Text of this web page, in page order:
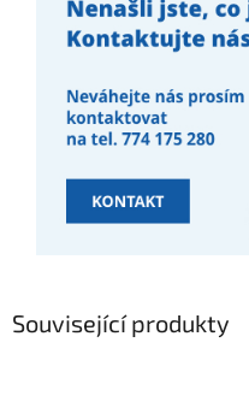
Související produkty